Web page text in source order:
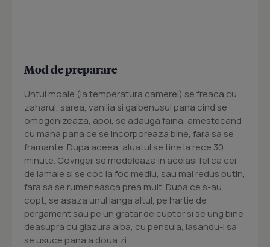
Mod de preparare
Untul moale (la temperatura camerei) se freaca cu
zaharul, sarea, vanilia si galbenusul pana cind se
omogenizeaza, apoi, se adauga faina, amestecand
cu mana pana ce se incorporeaza bine, fara sa se
framante. Dupa aceea, aluatul se tine la rece 30
minute. Covrigeii se modeleaza in acelasi fel ca cei
de lamaie si se coc la foc mediu, sau mai redus putin,
fara sa se rumeneasca prea mult. Dupa ce s-au
copt, se asaza unul langa altul, pe hartie de
pergament sau pe un gratar de cuptor si se ung bine
deasupra cu glazura alba, cu pensula, lasandu-i sa
se usuce pana a doua zi.